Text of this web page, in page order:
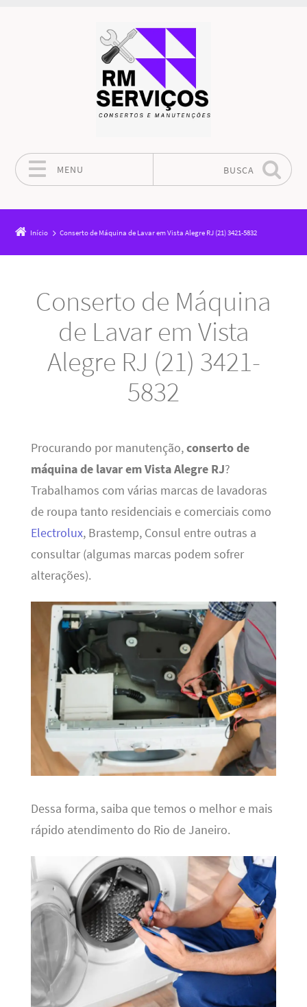
MENU BUSCA
Início Conserto de Máquina de Lavar em Vista Alegre RJ (21) 3421-5832
Conserto de Máquina
de Lavar em Vista
Alegre RJ (21) 3421-
5832
Procurando por manutenção,conserto de
máquina de lavar em Vista Alegre RJ?
Trabalhamos com várias marcas de lavadoras
de roupa tanto residenciais e comerciais como
Electrolux, Brastemp, Consul entre outras a
consultar (algumas marcas podem sofrer
alterações).
Dessa forma, saiba que temos o melhor e mais
rápido atendimento do Rio de Janeiro.